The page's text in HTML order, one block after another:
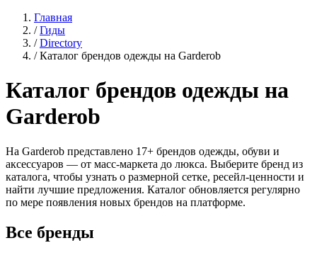
Главная
/ Гиды
/ Directory
/ Каталог брендов одежды на Garderob
Каталог брендов одежды на
Garderob
На Garderob представлено 17+ брендов одежды, обуви и
аксессуаров — от масс-маркета до люкса. Выберите бренд из
каталога, чтобы узнать о размерной сетке, ресейл-ценности и
найти лучшие предложения. Каталог обновляется регулярно
по мере появления новых брендов на платформе.
Все бренды